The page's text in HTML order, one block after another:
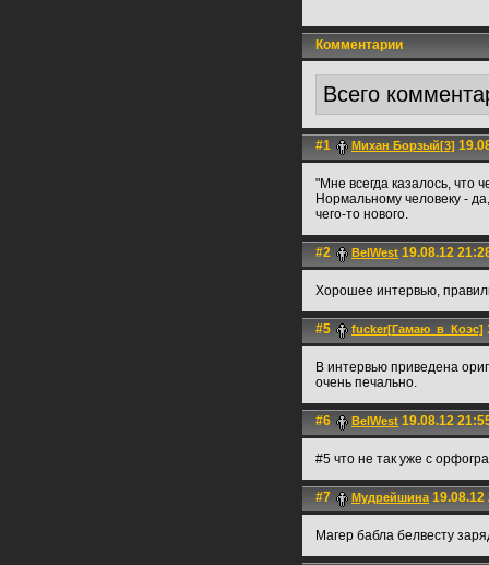
Комментарии
Всего
#1 Михан Борзый[3]
"Мне всегда казалось, что
Нормальному человеку -
чего-то нового.
#2 BelWest 19.08.12
Хорошее интервью,
#5 fucker[Гамаю_в_Коэс]
В интервью приведена
очень печально.
#6 BelWest 19.08.12
#5 что не так уже с
#7 Мудрейшина19.08.12
Магер бабла белвесту